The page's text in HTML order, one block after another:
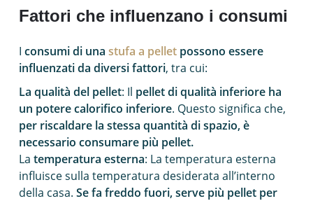
Fattori che influenzano i consumi
I consumi di una stufa a pelletpossono essere
influenzati da diversi fattori, tra cui:
La qualità del pellet: Il pellet di qualità inferiore ha
un potere calorifico inferiore. Questo significa che,
per riscaldare la stessa quantità di spazio, è
necessario consumare più pellet.
La temperatura esterna: La temperatura esterna
influisce sulla temperatura desiderata all’interno
della casa. Se fa freddo fuori, serve più pellet per